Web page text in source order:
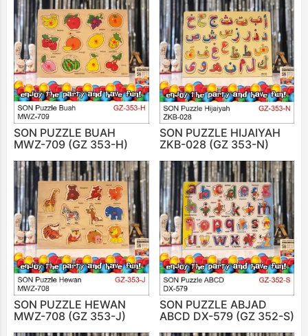
SON PUZZLE BUAH
MWZ-709 (GZ 353-H)
SON PUZZLE HIJAIYAH
ZKB-028 (GZ 353-N)
SON PUZZLE HEWAN
MWZ-708 (GZ 353-J)
SON PUZZLE ABJAD
ABCD DX-579 (GZ 352-S)